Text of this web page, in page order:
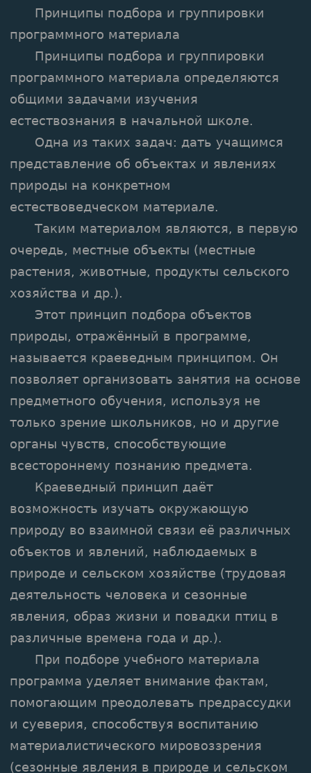
Принципы подбора и группировки
программного материала
Принципы подбора и группировки
программного материала определяются
общими задачами изучения
естествознания в начальной школе.
Одна из таких задач: дать учащимся
представление об объектах и явлениях
природы на конкретном
естествоведческом материале.
Таким материалом являются, в первую
очередь, местные объекты (местные
растения, животные, продукты сельского
хозяйства и др.).
Этот принцип подбора объектов
природы, отражённый в программе,
называется краеведным принципом. Он
позволяет организовать занятия на основе
предметного обучения, используя не
только зрение школьников, но и другие
органы чувств, способствующие
всестороннему познанию предмета.
Краеведный принцип даёт
возможность изучать окружающую
природу во взаимной связи её различных
объектов и явлений, наблюдаемых в
природе и сельском хозяйстве (трудовая
деятельность человека и сезонные
явления, образ жизни и повадки птиц в
различные времена года и др.).
При подборе учебного материала
программа уделяет внимание фактам,
помогающим преодолевать предрассудки
и суеверия, способствуя воспитанию
материалистического мировоззрения
(сезонные явления в природе и сельском